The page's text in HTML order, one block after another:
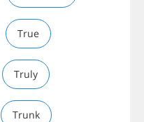
True
Truly
Trunk